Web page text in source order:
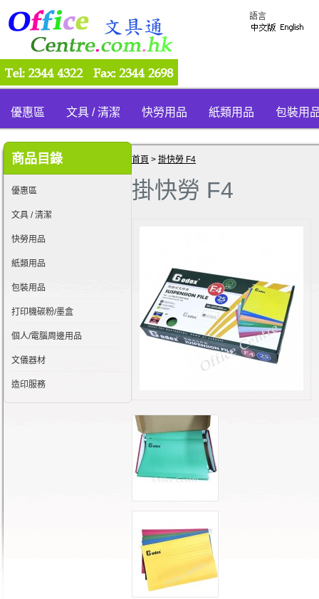
語言
優惠區 文具 / 清潔 快勞用品 紙類用品 包裝用
商品目錄
優惠區
文具 / 清潔
快勞用品
紙類用品
包裝用品
打印機碳粉/墨盒
個人/電腦周邊用品
文儀器材
造印服務
首頁 > 掛快勞 F4
掛快勞 F4